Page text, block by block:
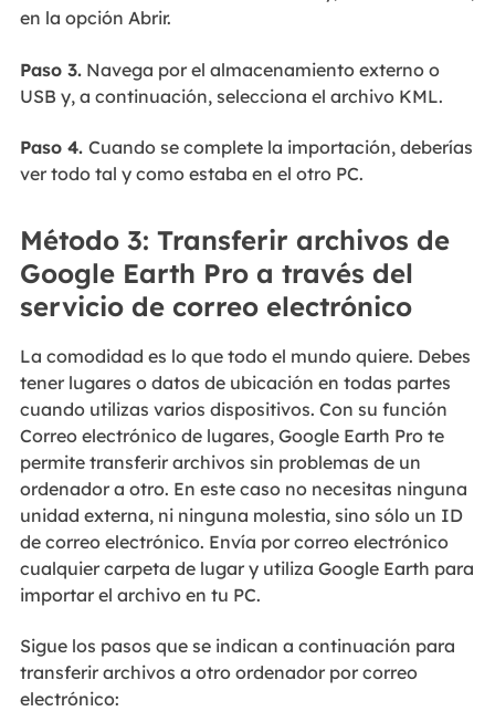
en la opción Abrir.
Paso 3.Navega por el almacenamiento externo o
USB y, a continuación, selecciona el archivo KML.
Paso 4. Cuando se complete la importación, deberías
ver todo tal y como estaba en el otro PC.
Método 3: Transferir archivos de
Google Earth Pro a través del
servicio de correo electrónico
La comodidad es lo que todo el mundo quiere. Debes
tener lugares o datos de ubicación en todas partes
cuando utilizas varios dispositivos. Con su función
Correo electrónico de lugares, Google Earth Pro te
permite transferir archivos sin problemas de un
ordenador a otro. En este caso no necesitas ninguna
unidad externa, ni ninguna molestia, sino sólo un ID
de correo electrónico. Envía por correo electrónico
cualquier carpeta de lugar y utiliza Google Earth para
importar el archivo en tu PC.
Sigue los pasos que se indican a continuación para
transferir archivos a otro ordenador por correo
electrónico: